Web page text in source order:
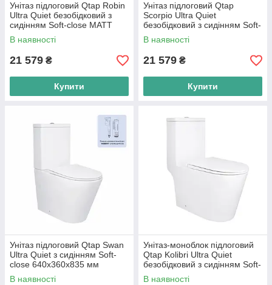
Унітаз підлоговий Qtap Robin
Ultra Quiet безобідковий з
сидінням Soft-close MATT
BLACK QT13226083AMB
В наявності
21 579 ₴
Купити
Унітаз підлоговий Qtap
Scorpio Ultra Quiet
безобідковий з сидінням Soft-
close MATT BLACK
QT14226088AMB
В наявності
21 579 ₴
Купити
Унітаз підлоговий Qtap Swan
Ultra Quiet з сидінням Soft-
close 640x360x835 мм
QT16222182TW White
В наявності
Унітаз-моноблок підлоговий
Qtap Kolibri Ultra Quiet
безобідковий з сидінням Soft-
close WHITE QT10226380W
В наявності